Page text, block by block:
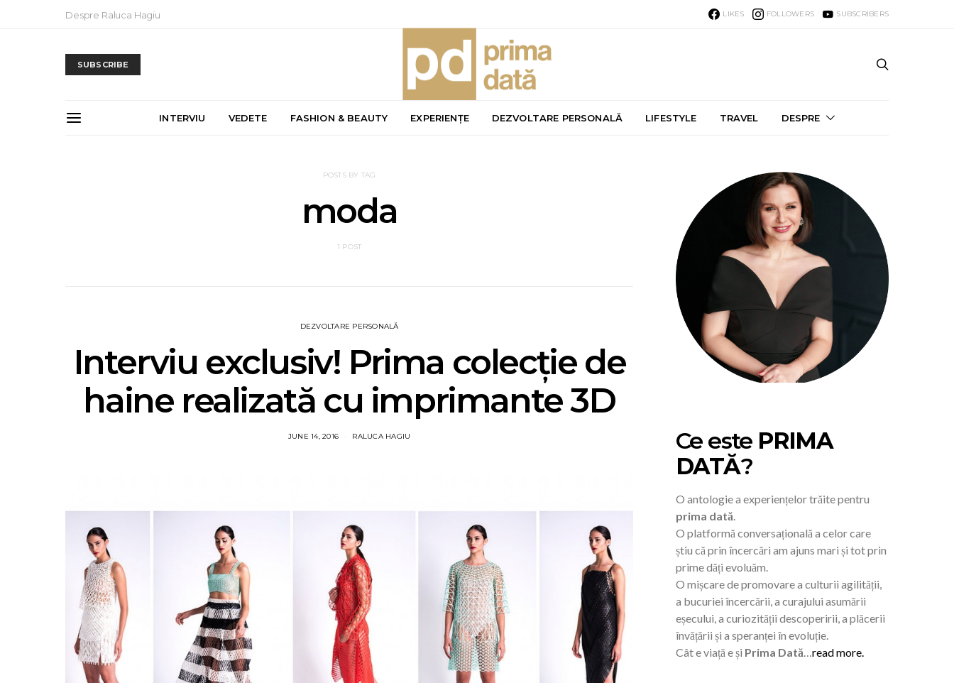
Despre Raluca Hagiu LIKES FOLLOWERS SUBSCRIBERS
SUBSCRIBE
INTERVIU VEDETE FASHION & BEAUTY EXPERIENȚE DEZVOLTARE PERSONALĂ LIFESTYLE TRAVEL DESPRE
POSTS BY TAG
moda
1 POST
DEZVOLTARE PERSONALĂ
Interviu exclusiv! Prima colecție de
haine realizată cu imprimante 3D
JUNE 14, 2016 RALUCA HAGIU Ce este PRIMA
DATĂ?
O antologie a experiențelor trăite pentru
prima dată.
O platformă conversațională a celor care
știu că prin încercări am ajuns mari și tot prin
prime dăți evoluăm.
O mișcare de promovare a culturii agilității,
a bucuriei încercării, a curajului asumării
eșecului, a curiozității descoperirii, a plăcerii
învățării și a speranței în evoluție.
Cât e viață e și Prima Dată…read more.